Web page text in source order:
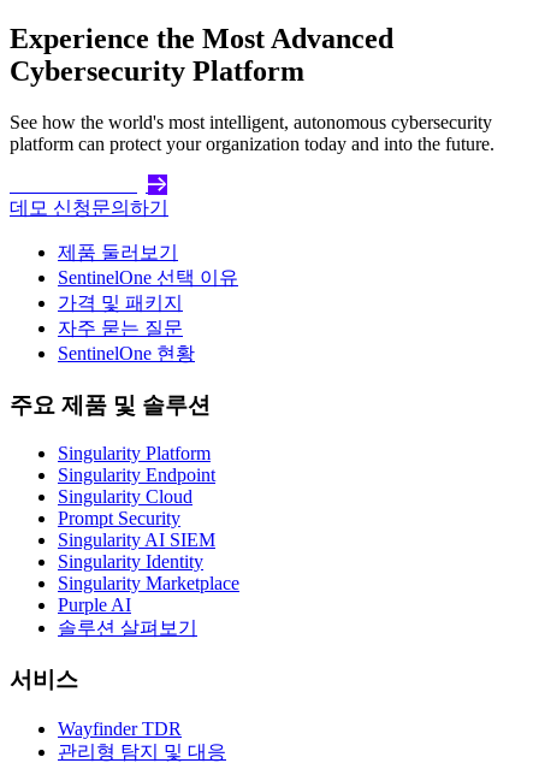
Experience the Most Advanced
Cybersecurity Platform
See how the world's most intelligent, autonomous cybersecurity
platform can protect your organization today and into the future.
데모 신청문의하기
제품 둘러보기
SentinelOne 선택 이유
가격 및 패키지
자주 묻는 질문
SentinelOne 현황
주요 제품 및 솔루션
Singularity Platform
Singularity Endpoint
Singularity Cloud
Prompt Security
Singularity AI SIEM
Singularity Identity
Singularity Marketplace
Purple AI
솔루션 살펴보기
서비스
Wayfinder TDR
관리형 탐지 및 대응